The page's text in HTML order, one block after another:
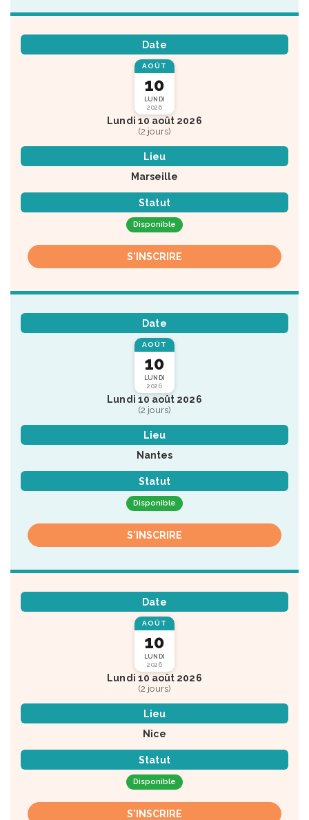
Date
AOÛT
10
LUNDI
2026
Lundi 10 août 2026
(2 jours)
Lieu
Marseille
Statut
Disponible
S'INSCRIRE
Date
AOÛT
10
LUNDI
2026
Lundi 10 août 2026
(2 jours)
Lieu
Nantes
Statut
Disponible
S'INSCRIRE
Date
AOÛT
10
LUNDI
2026
Lundi 10 août 2026
(2 jours)
Lieu
Nice
Statut
Disponible
S'INSCRIRE